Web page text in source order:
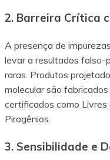
2. Barreira Crítica
A presença de
levar a resultados falso-
raras. Produtos
molecular são
certificados como
Pirogênios.
3. Sensibilidade e